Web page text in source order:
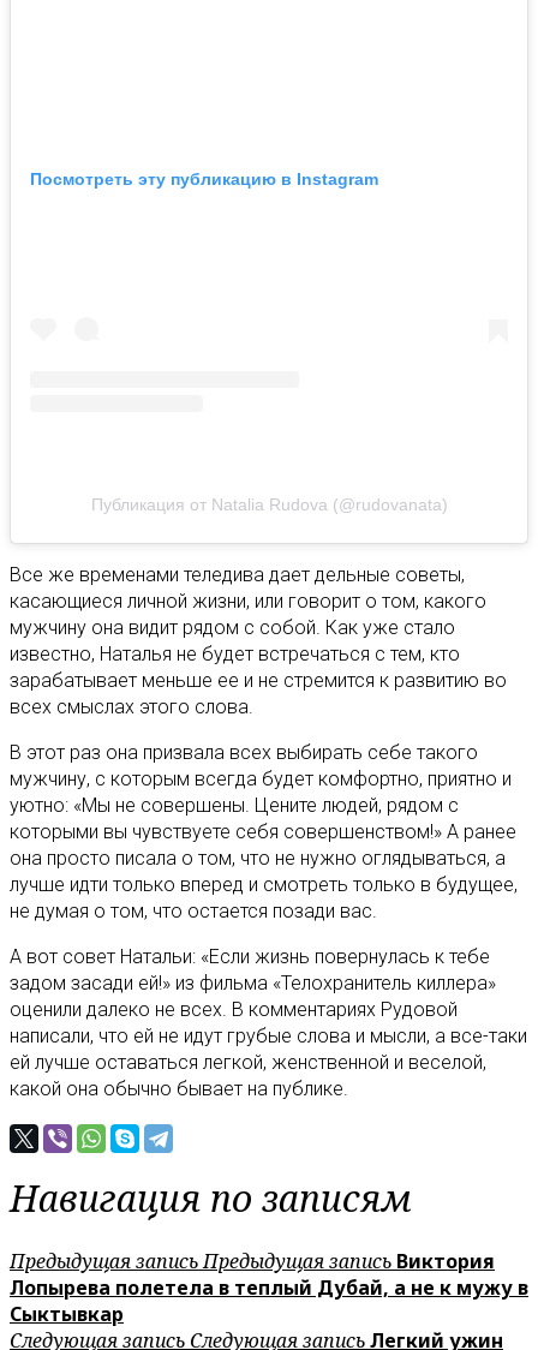
Посмотреть эту публикацию в Instagram
Публикация от Natalia Rudova (@rudovanata)
Все же временами теледива дает дельные советы,
касающиеся личной жизни, или говорит о том, какого
мужчину она видит рядом с собой. Как уже стало
известно, Наталья не будет встречаться с тем, кто
зарабатывает меньше ее и не стремится к развитию во
всех смыслах этого слова.
В этот раз она призвала всех выбирать себе такого
мужчину, с которым всегда будет комфортно, приятно и
уютно: «Мы не совершены. Цените людей, рядом с
которыми вы чувствуете себя совершенством!» А ранее
она просто писала о том, что не нужно оглядываться, а
лучше идти только вперед и смотреть только в будущее,
не думая о том, что остается позади вас.
А вот совет Натальи: «Если жизнь повернулась к тебе
задом засади ей!» из фильма «Телохранитель киллера»
оценили далеко не всех. В комментариях Рудовой
написали, что ей не идут грубые слова и мысли, а все-таки
ей лучше оставаться легкой, женственной и веселой,
какой она обычно бывает на публике.
Навигация по записям
Предыдущая записьПредыдущая запись Виктория
Лопырева полетела в теплый Дубай, а не к мужу в
Сыктывкар
Следующая запись Следующая записьЛегкий ужин